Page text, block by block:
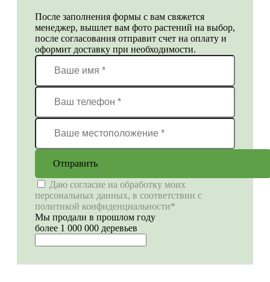
После заполнения формы с вам свяжется
менеджер, вышлет вам фото растений на выбор,
после согласования отправит счет на оплату и
оформит доставку при необходимости.
Отправить
Даю согласие на обработку моих
персональных данных, в соответствии с
политикой конфиденциальности*
Мы продали в прошлом году
более 1 000 000 деревьев